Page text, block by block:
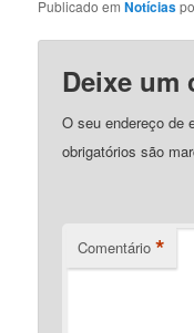
Publicado emNotícias
Deixe um
O seu endereço de
obrigatórios são
Comentário *